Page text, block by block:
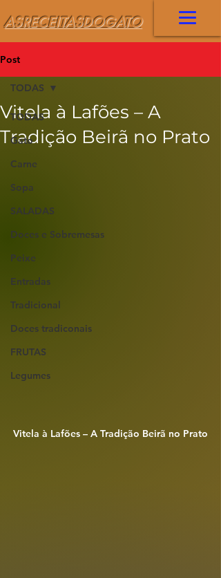
ASRECEITASDOGATO
Post
TODAS
Gato
Carne
Sopa
SALADAS
Doces e Sobremesas
Peixe
Entradas
Tradicional
Doces tradiconais
FRUTAS
Legumes
TODAS
Vitela à Lafões – A
Tradição Beirã no Prato
Vitela à Lafões – A Tradição Beirã no Prato